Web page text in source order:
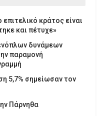
κράτος είναι
και πέτυχε»
δυνάμεων
παραμονή
5,7% σημείωσαν τον
Πάρνηθα